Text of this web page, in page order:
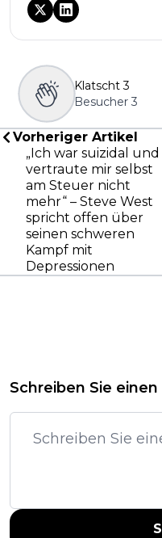
Klatscht 3
Besucher 3
Vorheriger Artikel
„Ich war suizidal und
vertraute mir selbst
am Steuer nicht
mehr“ – Steve West
spricht offen über
seinen schweren
Kampf mit
Depressionen
Schreiben Sie